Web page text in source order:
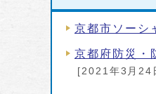
京都市ソーシ
京都府防災・
[2021年3月24